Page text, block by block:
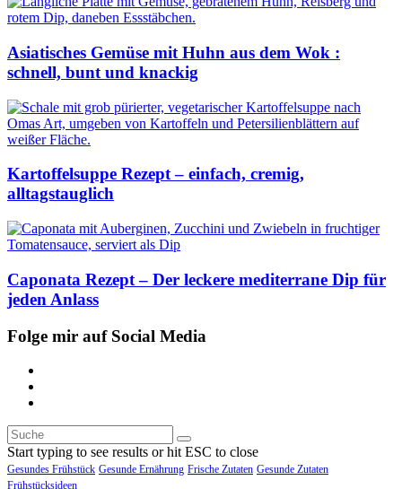
Asiatisches Gemüse mit Huhn aus dem Wok :
schnell, bunt und knackig
Kartoffelsuppe Rezept – einfach, cremig,
alltagstauglich
Caponata Rezept – Der leckere mediterrane Dip für
jeden Anlass
Folge mir auf Social Media
Start typing to see results or hit ESC to close
Gesundes Frühstück Gesunde Ernährung Frische Zutaten Gesunde Zutaten
Frühstücksideen